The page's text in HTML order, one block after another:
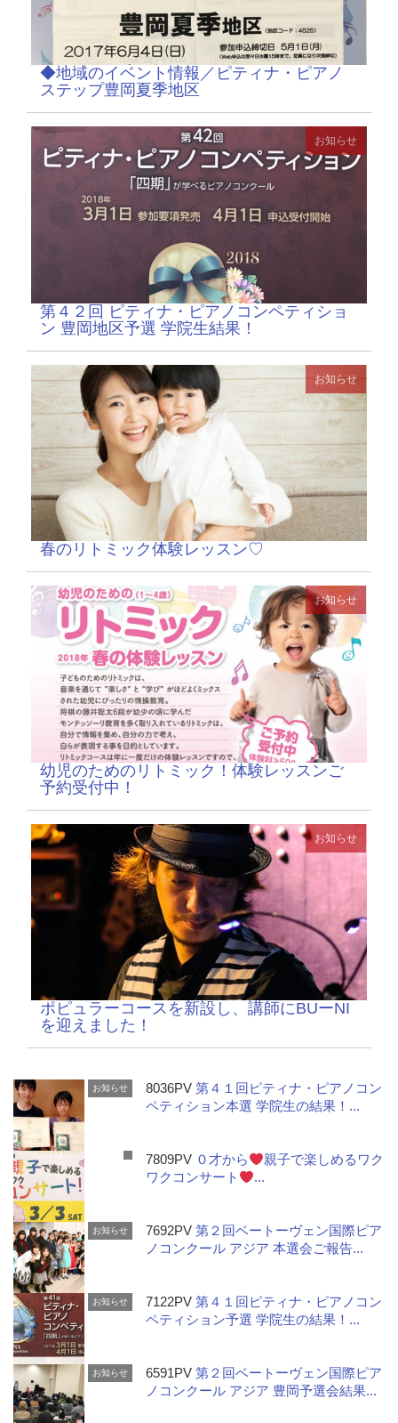
◆地域のイベント情報／ピティナ・ピアノ
ステップ豊岡夏季地区
お知らせ
第４２回 ピティナ・ピアノコンペティショ
ン 豊岡地区予選 学院生結果！
お知らせ
春のリトミック体験レッスン♡
お知らせ
幼児のためのリトミック！体験レッスンご
予約受付中！
お知らせ
ポピュラーコースを新設し、講師にBUーNI
を迎えました！
お知らせ 8036PV第４１回ピティナ・ピアノコン
ペティション本選 学院生の結果！...
7809PV ０才から
親子で楽しめるワク
ワクコンサート
...
お知らせ 7692PV第２回ベートーヴェン国際ピア
ノコンクール アジア 本選会ご報告...
お知らせ 7122PV第４１回ピティナ・ピアノコン
ペティション予選 学院生の結果！...
お知らせ 6591PV第２回ベートーヴェン国際ピア
ノコンクール アジア 豊岡予選会結果...